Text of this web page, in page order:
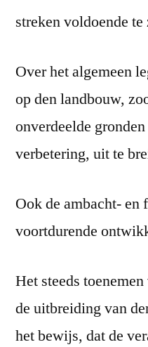
streken voldoende
Over het algemeen
op den landbouw,
onverdeelde
verbetering, uit te
Ook de ambacht-
voortdurende
Het steeds
de uitbreiding van
het bewijs, dat de